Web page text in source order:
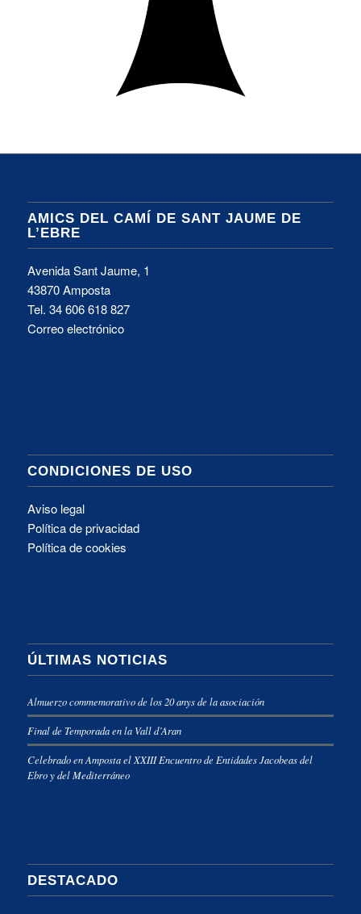
AMICS DEL CAMÍ DE SANT JAUME DE
L’EBRE
Avenida Sant Jaume, 1
43870 Amposta
Tel. 34 606 618 827
Correo electrónico
CONDICIONES DE USO
Aviso legal
Política de privacidad
Política de cookies
ÚLTIMAS NOTICIAS
Almuerzo commemorativo de los 20 anys de la asociación
Final de Temporada en la Vall d’Aran
Celebrado en Amposta el XXIII Encuentro de Entidades Jacobeas del
Ebro y del Mediterráneo
DESTACADO